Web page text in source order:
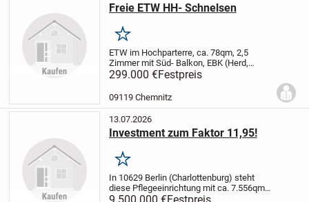
Freie ETW HH- Schnelsen
Merken
ETW im Hochparterre, ca. 78qm, 2,5
Zimmer mit Süd- Balkon, EBK (Herd,
Backofen, Mikrowelle, Kühlschrank),
Keller Fahrradkeller, Stellplatz außen,
Haustiere erlaubt, HG: 329, sofort
verfügbar,...
299.000 €Festpreis
09119 Chemnitz
13.07.2026
Investment zum Faktor 11,95!
Merken
In 10629 Berlin (Charlottenburg) steht
diese Pflegeeinrichtung mit ca. 7.556qm
Nutzfläche zum Verkauf. Die